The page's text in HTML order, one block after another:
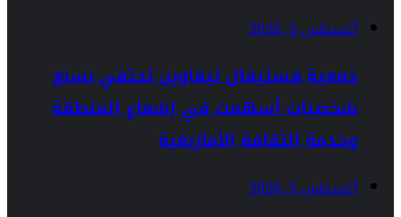
أغسطس 5, 2026
جمعية فستيفال تيفاوين تحتفي بسبع
شخصيات أسهمت في إشعاع المنطقة
وخدمة الثقافة الأمازيغية
أغسطس 5, 2026